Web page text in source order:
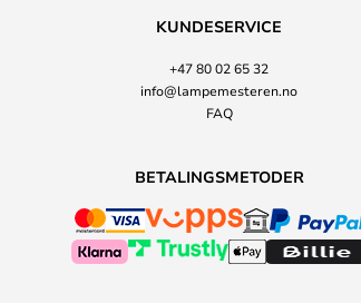
KUNDESERVICE
+47 80 02 65 32
info@lampemesteren.no
FAQ
BETALINGSMETODER